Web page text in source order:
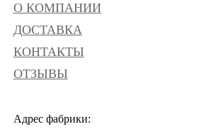
О КОМПАНИИ
ДОСТАВКА
КОНТАКТЫ
ОТЗЫВЫ
Адрес фабрики: